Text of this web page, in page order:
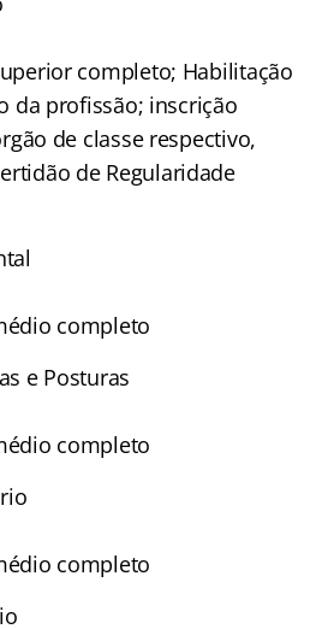
completo; Habilitação
da profissão; inscrição
de classe respectivo,
de Regularidade
completo
e Posturas
completo
completo